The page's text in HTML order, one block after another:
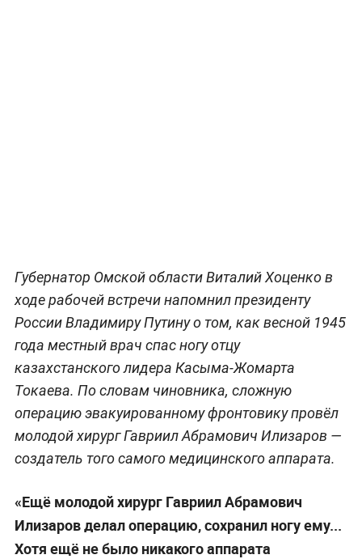
Губернатор Омской области Виталий Хоценко в
ходе рабочей встречи напомнил президенту
России Владимиру Путину о том, как весной 1945
года местный врач спас ногу отцу
казахстанского лидера Касыма-Жомарта
Токаева. По словам чиновника, сложную
операцию эвакуированному фронтовику провёл
молодой хирург Гавриил Абрамович Илизаров —
создатель того самого медицинского аппарата.
«Ещё молодой хирург Гавриил Абрамович
Илизаров делал операцию, сохранил ногу ему...
Хотя ещё не было никакого аппарата